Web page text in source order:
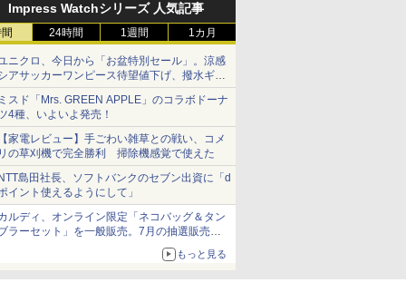
Impress Watchシリーズ 人気記事
24時間 1週間 1カ月
ニクロ、今日から「お盆特別セール」。涼感
アサッカーワンピース待望値下げ、撥水ギア
ョーツは1990円に
スド「Mrs. GREEN APPLE」のコラボドーナ
4種、いよいよ発売！
家電レビュー】手ごわい雑草との戦い、コメ
の草刈機で完全勝利 掃除機感覚で使えた
島田社長、ソフトバンクのセブン出資に「d
イント使えるようにして」
ルディ、オンライン限定「ネコバッグ＆タン
ラーセット」を一般販売。7月の抽選販売の
もっと見る